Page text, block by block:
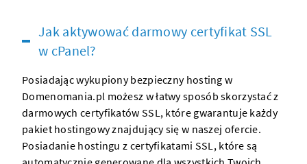
Jak aktywować darmowy certyfikat SSL
w cPanel?
Posiadając wykupionybezpieczny hosting w
Domenomania.pl możesz w łatwy sposób skorzystać z
darmowych certyfikatów SSL, które gwarantuje każdy
pakiet hostingowyznajdujący się w naszej ofercie.
Posiadanie hostingu z certyfikatami SSL, które są